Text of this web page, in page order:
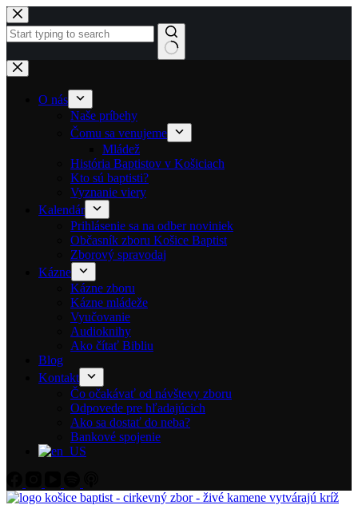
Skip to content
No results
O nás
Naše príbehy
Čomu sa venujeme
Mládež
História Baptistov v Košiciach
Kto sú baptisti?
Vyznanie viery
Kalendár
Prihlásenie sa na odber noviniek
Občasník zboru Košice Baptist
Zborový spravodaj
Kázne
Kázne zboru
Kázne mládeže
Vyučovanie
Audioknihy
Ako čítať Bibliu
Blog
Kontakt
Čo očakávať od návštevy zboru
Odpovede pre hľadajúcich
Ako sa dostať do neba?
Bankové spojenie